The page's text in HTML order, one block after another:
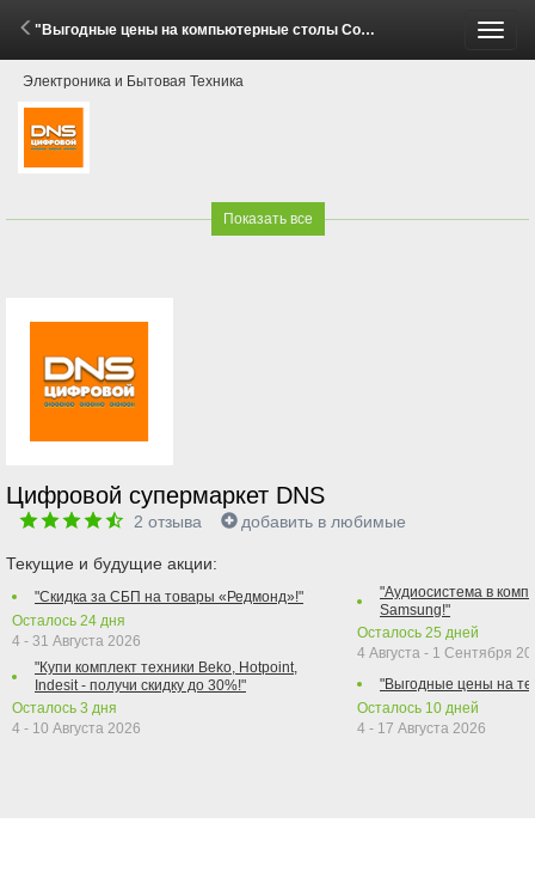
"Выгодные цены на компьютерные столы Cougar!" (29 Мая - 15 Июня 2026)
Электроника и Бытовая Техника
Показать все
Цифровой супермаркет DNS
2 отзыва добавить в любимые
Текущие и будущие акции:
"Скидка за СБП на товары «Редмонд»!"
Осталось 24 дня
4 - 31 Августа 2026
"Купи комплект техники Beko, Hotpoint,
Indesit - получи скидку до 30%!"
Осталось 3 дня
4 - 10 Августа 2026
"Аудиосистема в
Samsung!"
Осталось 25 дней
4 Августа - 1 Сентября
"Выгодные цены на
Осталось 10 дней
4 - 17 Августа 2026